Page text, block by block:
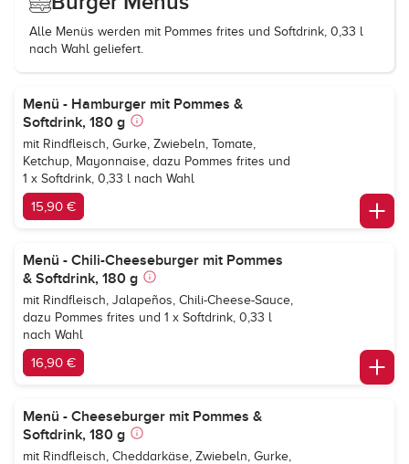
Alle Menüs werden mit Pommes frites und Softdrink, 0,33 l
nach Wahl geliefert.
Menü - Hamburger mit Pommes &
Softdrink, 180 g
mit Rindfleisch, Gurke, Zwiebeln, Tomate,
Ketchup, Mayonnaise, dazu Pommes frites und
1 x Softdrink, 0,33 l nach Wahl
15,90 €
Menü - Chili-Cheeseburger mit Pommes
& Softdrink, 180 g
mit Rindfleisch, Jalapeños, Chili-Cheese-Sauce,
dazu Pommes frites und 1 x Softdrink, 0,33 l
nach Wahl
16,90 €
Menü - Cheeseburger mit Pommes &
Softdrink, 180 g
mit Rindfleisch, Cheddarkäse, Zwiebeln, Gurke,